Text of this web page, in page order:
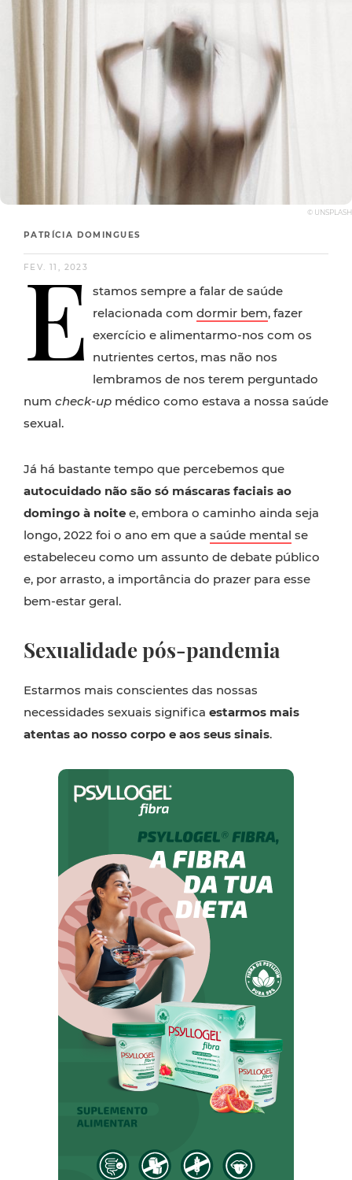
© UNSPLASH
PATRÍCIA DOMINGUES
FEV. 11, 2023
E stamos sempre a falar de saúde
relacionada com dormir bem, fazer
exercício e alimentarmo-nos com os
nutrientes certos, mas não nos
lembramos de nos terem perguntado
num check-up médico como estava a nossa saúde
sexual.
Já há bastante tempo que percebemos que
autocuidado não são só máscaras faciais ao
domingo à noite e, embora o caminho ainda seja
longo, 2022 foi o ano em que a saúde mental se
estabeleceu como um assunto de debate público
e, por arrasto, a importância do prazer para esse
bem-estar geral.
Sexualidade pós-pandemia
Estarmos mais conscientes das nossas
necessidades sexuais significa estarmos mais
atentas ao nosso corpo e aos seus sinais.